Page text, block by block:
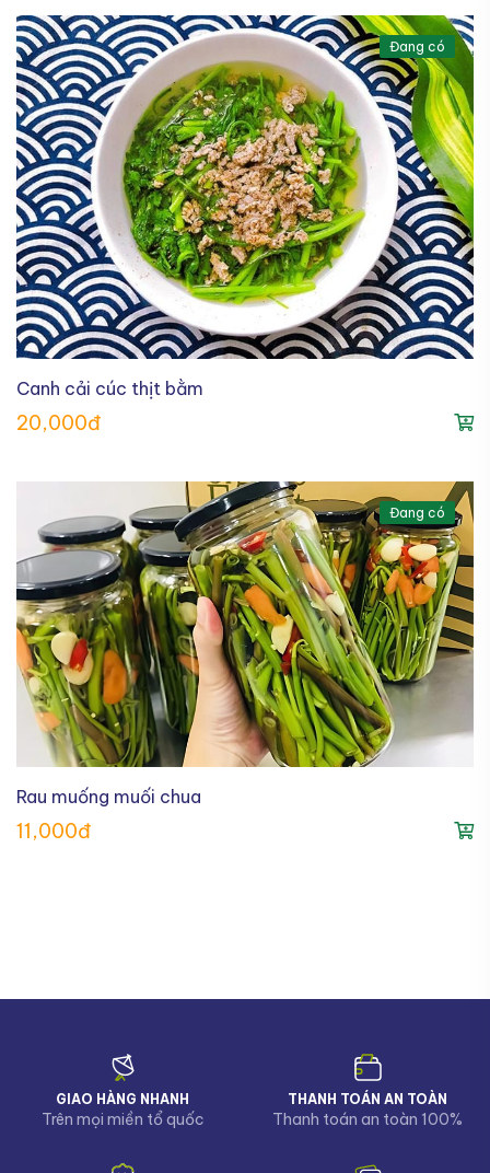
Đang có
Canh cải cúc thịt bằm
20,000đ
Đang có
Rau muống muối chua
11,000đ
GIAO HÀNG NHANH
Trên mọi miền tổ quốc
THANH TOÁN AN TOÀN
Thanh toán an toàn 100%